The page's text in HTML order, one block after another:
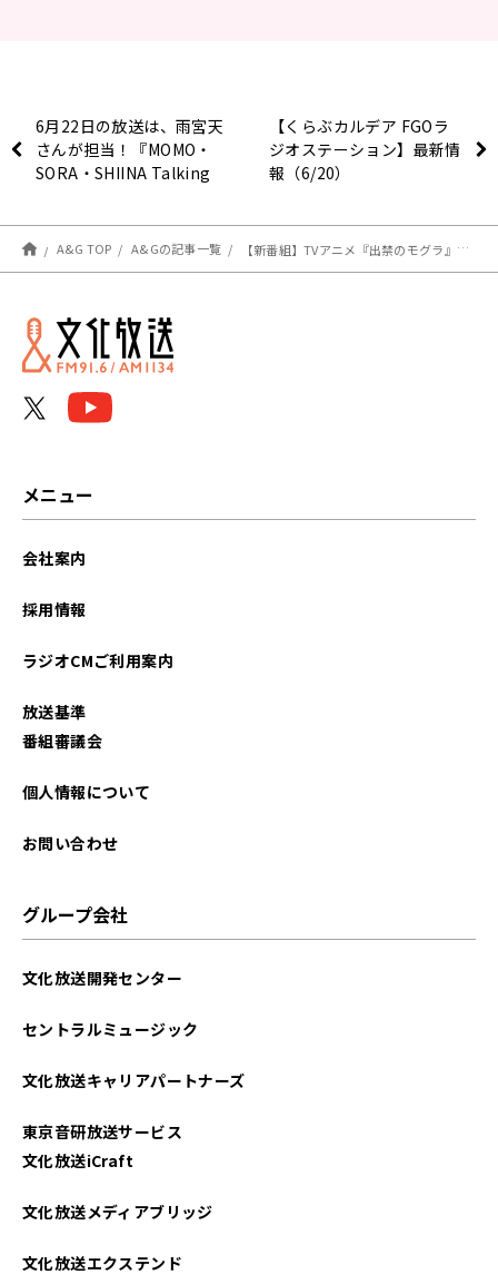
6月22日の放送は、雨宮天
さんが担当！『MOMO・
SORA・SHIINA Talking
【くらぶカルデア FGOラ
ジオステーション】最新情
報（6/20）
A&G TOP A&Gの記事一覧 【新番組】TVアニメ『出禁のモグラ』のラジオ番組が放送決定＆第1回ゲスト・中村悠一さんへのメール大募集！
メニュー
会社案内
採用情報
ラジオCMご利用案内
放送基準
番組審議会
個人情報について
お問い合わせ
グループ会社
文化放送開発センター
セントラルミュージック
文化放送キャリアパートナーズ
東京音研放送サービス
文化放送iCraft
文化放送メディアブリッジ
文化放送エクステンド